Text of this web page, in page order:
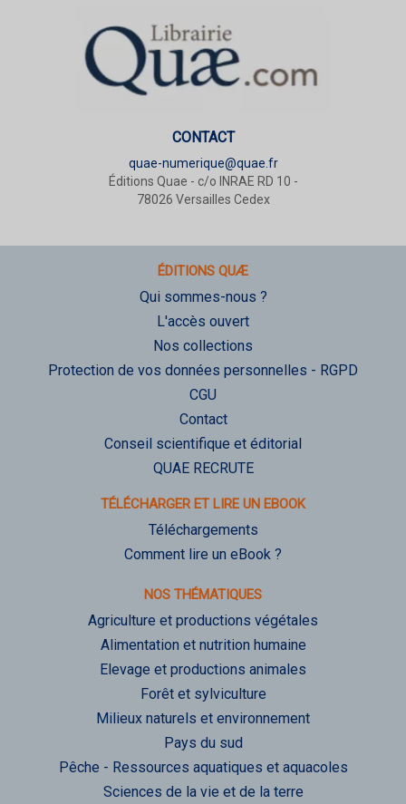
CONTACT
quae-numerique@quae.fr
Éditions Quae - c/o INRAE RD 10 -
78026 Versailles Cedex
ÉDITIONS QUÆ
Qui sommes-nous ?
L'accès ouvert
Nos collections
Protection de vos données personnelles - RGPD
CGU
Contact
Conseil scientifique et éditorial
QUAE RECRUTE
TÉLÉCHARGER ET LIRE UN EBOOK
Téléchargements
Comment lire un eBook ?
NOS THÉMATIQUES
Agriculture et productions végétales
Alimentation et nutrition humaine
Elevage et productions animales
Forêt et sylviculture
Milieux naturels et environnement
Pays du sud
Pêche - Ressources aquatiques et aquacoles
Sciences de la vie et de la terre